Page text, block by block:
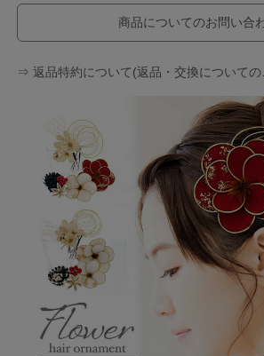
商品についてのお問い合
⇒ 返品特約について(返品・交換についての